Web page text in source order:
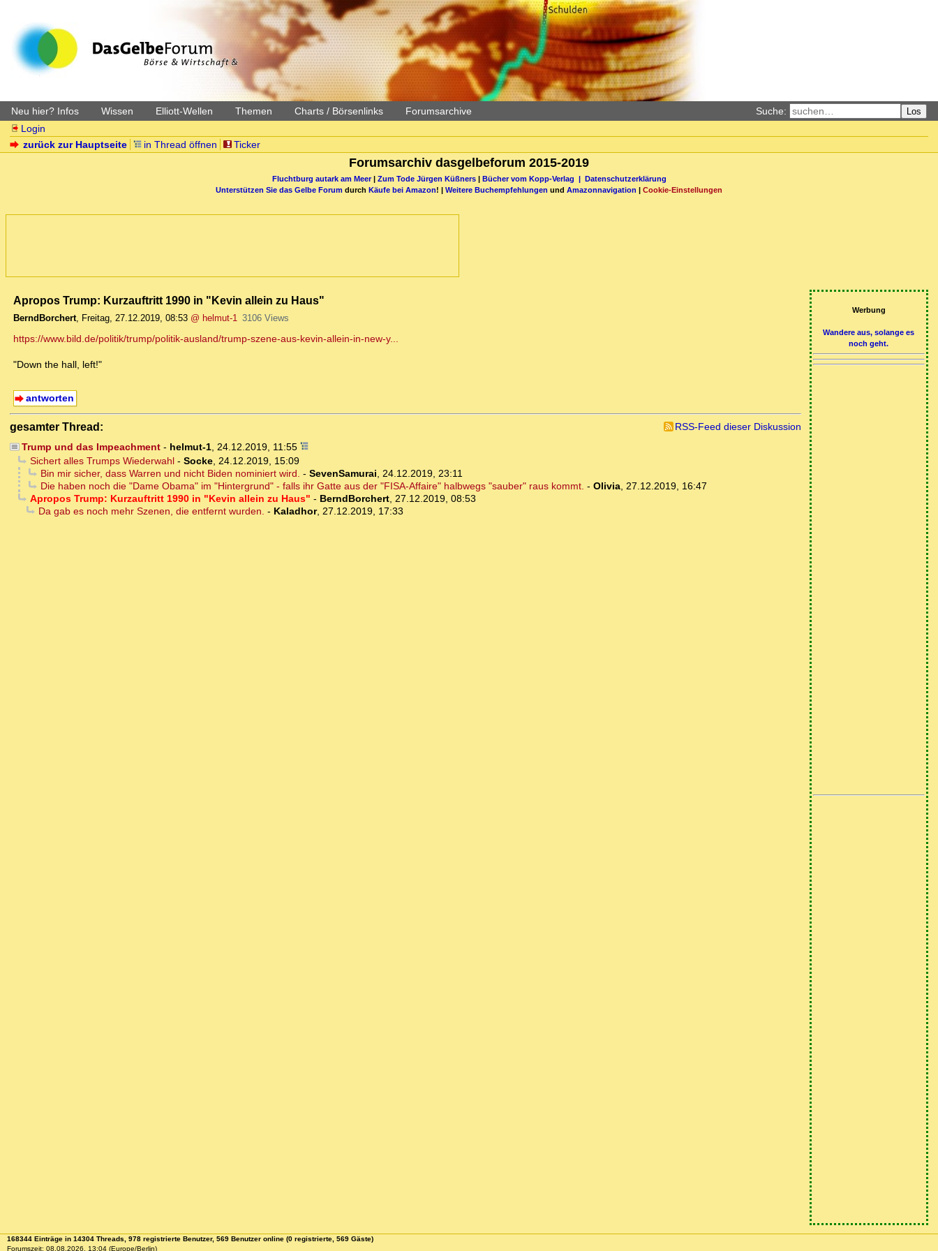
Neu hier? Infos Wissen Elliott-Wellen Themen Charts / Börsenlinks Forumsarchive Suche: Los
Login
zurück zur Hauptseite
in Thread öffnen Ticker
Forumsarchiv dasgelbeforum 2015-2019
Fluchtburg autark am Meer| Zum Tode Jürgen Küßners| Bücher vom Kopp-Verlag |
Datenschutzerklärung
Unterstützen Sie das Gelbe Forum durch Käufe bei Amazon! | Weitere Buchempfehlungen und Amazonnavigation Cookie-Einstellungen
Apropos Trump: Kurzauftritt 1990 in "Kevin allein zu Haus"
BerndBorchert, Freitag, 27.12.2019, 08:53 @ helmut-1 3106 Views
https://www.bild.de/politik/trump/politik-ausland/trump-szene-aus-kevin-allein-in-new-y...
"Down the hall, left!"
antworten
gesamter Thread:
RSS-Feed dieser Diskussion
Trump und das Impeachment- helmut-1, 24.12.2019, 11:55
Sichert alles Trumps Wiederwahl- Socke, 24.12.2019, 15:09
Bin mir sicher, dass Warren und nicht Biden nominiert wird. - SevenSamurai
24.12.2019, 23:11
Die haben noch die "Dame Obama" im "Hintergrund" - falls ihr Gatte aus der "FISA-Affaire" halbwegs "sauber" raus kommt. - Olivia, 27.12.2019, 16:47
Apropos Trump: Kurzauftritt 1990 in "Kevin allein zu Haus" - BerndBorchert, 27.12.2019, 08:53
Da gab es noch mehr Szenen, die entfernt wurden. - Kaladhor, 27.12.2019, 17:33
Werbung
Wandere aus, solange es
noch geht.
168344 Einträge in 14304 Threads, 978 registrierte Benutzer, 569 Benutzer online (0 registrierte, 569 Gäste)
Forumszeit: 08.08.2026, 13:04 (Europe/Berlin)